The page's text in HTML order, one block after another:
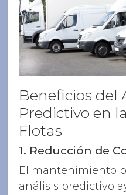
Beneficios del
Predictivo en
Flotas
1. Reducción de
El mantenimiento
análisis predictivo